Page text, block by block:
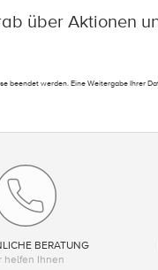
über Aktionen
beendet werden. Eine Weitergabe Ihrer
BERATUNG
helfen Ihnen